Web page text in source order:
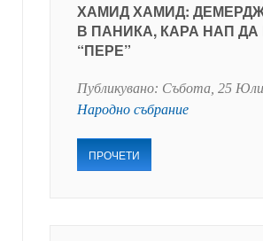
ХАМИД ХАМИД:
В ПАНИКА, КАРА НАП ДА
“ПЕРЕ”
Публикувано: Събота, 25
Народно събрание
ПРОЧЕТИ